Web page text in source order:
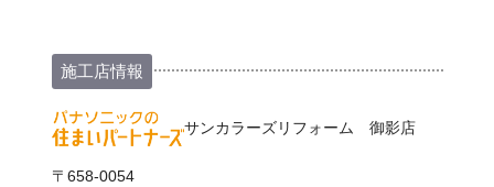
施工店情報
サンカラーズリフォーム 御影店
〒658-0054